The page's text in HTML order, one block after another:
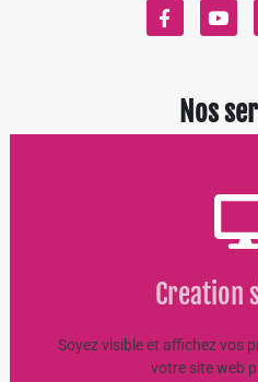
Nos
Creation
Soyez visible et affichez vos
votre site web
EN